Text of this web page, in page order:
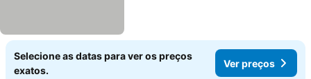
Selecione as datas para ver os preços
exatos.
Ver preços